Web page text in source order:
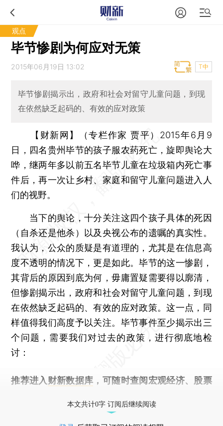
观点
毕节惨剧为何应对无策
2015年06月19日 13:02 T中
毕节惨剧揭示出，政府和社会对留守儿童问题，到现
在依然缺乏起码的、有效的应对政策
【财新网】（专栏作家 贾平） 2015年6月9
日，四名贵州毕节的孩子服农药死亡，旋即舆论大
哗，继两年多以前五名毕节儿童在垃圾箱内死亡事
件后，再一次让乡村、家庭和留守儿童问题进入人
们的视野。
当下的舆论，十分关注这四个孩子具体的死因
（自杀还是他杀）以及央视公布的遗嘱的真实性。
我认为，公众的质疑是有道理的，尤其是在信息高
度不透明的情况下，更是如此。毕节的这一惨剧，
其背后的原因到底为何，毋庸置疑需要得以廓清，
但惨剧揭示出，政府和社会对留守儿童问题，到现
在依然缺乏起码的、有效的应对政策。这一点，同
样值得我们高度予以关注。毕节事件至少揭示出三
个问题，需要我们对过去的政策，进行彻底地检
讨：
推荐进入 财新数据库 ，可随时查阅宏观经济、股票
本文共计0字 订阅后继续阅读